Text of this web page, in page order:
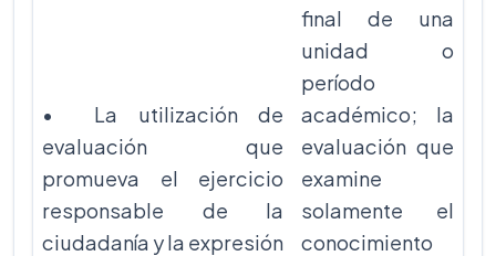
• La utilización de
evaluación que
promueva el ejercicio
responsable de la
ciudadanía y la expresión
final de una
unidad o
período
académico; la
evaluación que
examine
solamente el
conocimiento